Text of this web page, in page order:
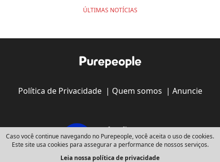
ÚLTIMAS NOTÍCIAS
Política de Privacidade| Quem somos | Anuncie
Caso você continue navegando no Purepeople, você aceita o uso de cookies.
Este site usa cookies para assegurar a performance de nossos serviços.
Leia nossa política de privacidade